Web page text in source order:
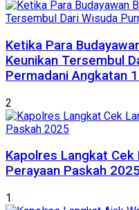
Ketika Para
Keunikan Tersembul
Permadani Angkatan
2
Kapolres Langkat Cek
Perayaan Paskah
1